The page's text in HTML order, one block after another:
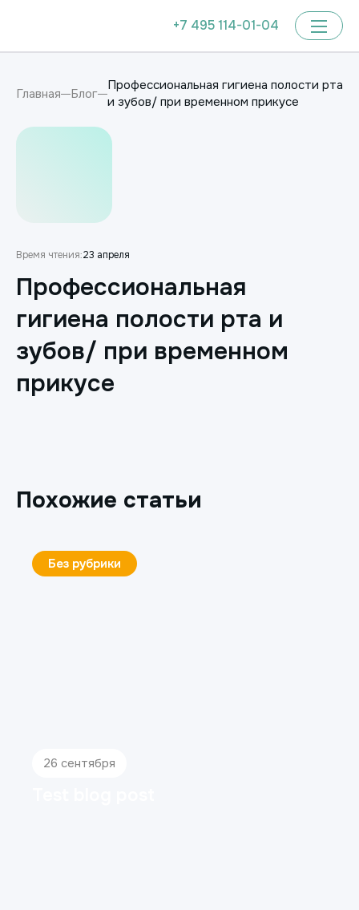
+7 495 114-01-04
Главная Блог
Профессиональная гигиена полости рта
и зубов/ при временном прикусе
Время чтения:23 апреля
Профессиональная
гигиена полости рта и
зубов/ при временном
прикусе
Похожие статьи
Без рубрики
26 сентября